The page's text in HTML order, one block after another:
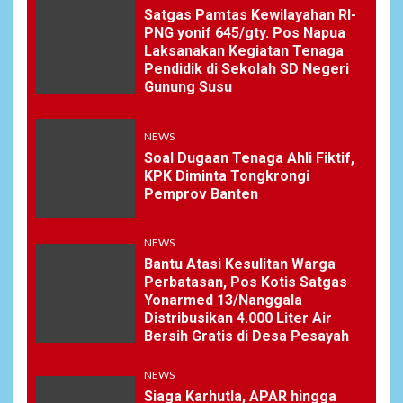
Profesi Jurnalistik
DAERAH SPORT
Semarak Malam Final PB
Permai RW 010
NEWS
Kelola Tenaga Ahli Fiktif,
Ngomong
9
NEWS
Wasekbid PB HMI:
Merah Putih Jadi Kunci
Tegaknya Pasal 33 UUD 1945
Satgas Pamtas Kewilayahan RI-
PNG yonif 645/gty. Pos Napua
Laksanakan Kegiatan Tenaga
Pendidik di Sekolah SD Negeri
Gunung Susu
NEWS
Soal Dugaan Tenaga Ahli Fiktif,
KPK Diminta Tongkrongi
Pemprov Banten
NEWS
Bantu Atasi Kesulitan Warga
Perbatasan, Pos Kotis Satgas
Yonarmed 13/Nanggala
Distribusikan 4.000 Liter Air
Bersih Gratis di Desa Pesayah
NEWS
Siaga Karhutla, APAR hingga